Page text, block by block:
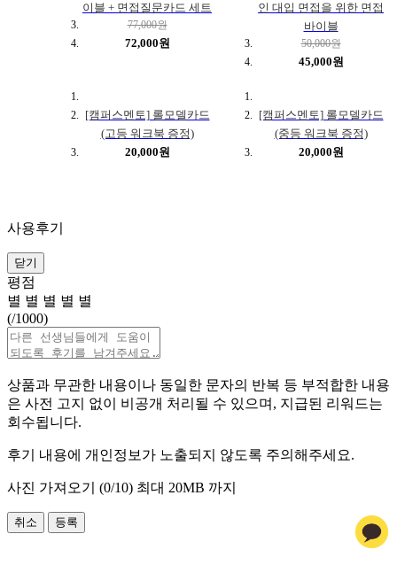
이블 + 면접질문카드 세트
77,000원
72,000원
인 대입 면접을 위한 면접
바이블
50,000원
45,000원
[캠퍼스멘토] 롤모델카드
(고등 워크북 증정)
20,000원
[캠퍼스멘토] 롤모델카드
(중등 워크북 증정)
20,000원
사용후기
닫기
평점
별 별 별 별 별
(/1000)
상품과 무관한 내용이나 동일한 문자의 반복 등 부적합한 내용
은 사전 고지 없이 비공개 처리될 수 있으며, 지급된 리워드는
회수됩니다.
후기 내용에 개인정보가 노출되지 않도록 주의해주세요.
사진 가져오기 (0/10) 최대 20MB 까지
취소 등록